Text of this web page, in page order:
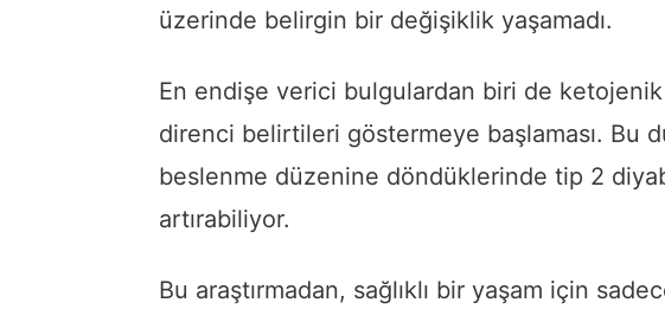
üzerinde belirgin bir değişiklik yaşamadı.
En endişe verici bulgulardan biri de
direnci belirtileri göstermeye başlaması. Bu
beslenme düzenine döndüklerinde tip 2
artırabiliyor.
Bu araştırmadan, sağlıklı bir yaşam için